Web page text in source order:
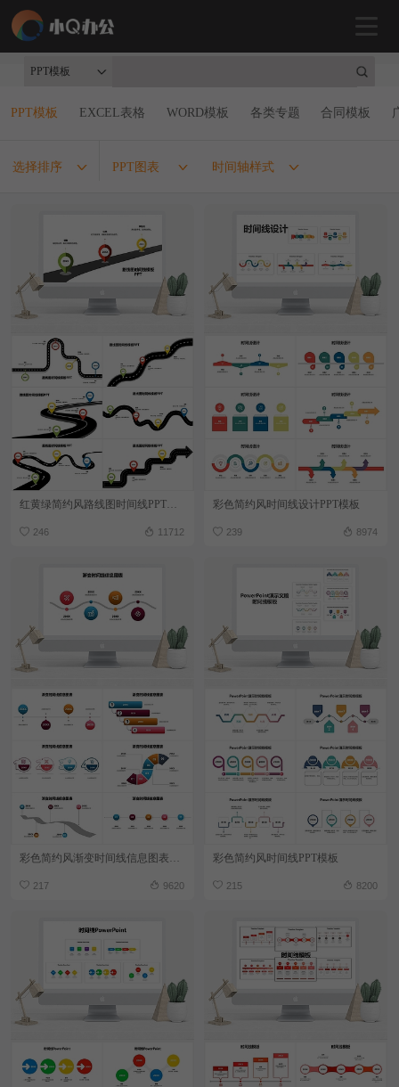
PPT模板
PPT模板 EXCEL表格 WORD模板 各类专题 合同模板
选择排序 PPT图表 时间轴样式
红黄绿简约风路线图时间线PPT模板
246 11712
彩色简约风时间线设计PPT模板
239 8974
217 9620
彩色简约风时间线PPT模板
215 8200